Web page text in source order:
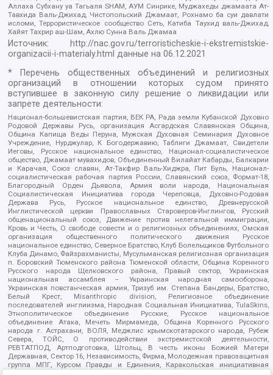
Аллаха Субхану уа Тагьаля SHAM, АУМ Синрике, Муджахеды джамаата Ат-
Тавхида Валь-Джихад, Чистопольский Джамаат, Рохнамо ба суи давлати
исломи, Террористическое сообщество Сеть, Катиба Таухид валь-Джихад,
Хайят Тахрир аш-Шам, Ахлю Сунна Валь Джамаа
Источник:
http://nac.gov.ru/terroristicheskie-i-ekstremistskie-
organizacii-i-materialy.html данные на06.12.2021
* Перечень общественных объединений и религиозных
организаций в отношении которых судом принято
вступившее в законную силу решение о ликвидации или
запрете деятельности:
Национал-большевистская партия, ВЕК РА, Рада земли Кубанской Духовно
Родовой Державы Русь, организация Асгардская Славянская Община,
Община Капища Веды Перуна, Мужская Духовная Семинария Духовное
Учреждение, Нурджулар, К Богодержавию, Таблиги Джамаат, Свидетели
Иеговы, Русское национальное единство, Национал-социалистическое
общество, Джамаат мувахидов, Объединенный Вилайат Кабарды, Балкарии
и Карачая, Союз славян, Ат-Такфир Валь-Хиджра, Пит Буль, Национал-
социалистическая рабочая партия России, Славянский союз, Формат-18,
Благородный Орден Дьявола, Армия воли народа, Национальная
Социалистическая Инициатива города Череповца, Духовно-Родовая
Держава Русь, Русское национальное единство, Древнерусской
Инглистической церкви Православных Староверов-Инглингов, Русский
общенациональный союз, Движение против нелегальной иммиграции,
Кровь и Честь, О свободе совести и о религиозных объединениях, Омская
организация общественного политического движения Русское
национальное единство, Северное Братство, Клуб Болельщиков Футбольного
Клуба Динамо, Файзрахманисты, Мусульманская религиозная организация
п. Боровский Тюменского района Тюменской области, Община Коренного
Русского народа Щелковского района, Правый сектор, Украинская
национальная ассамблея – Украинская народная самооборона,
Украинская повстанческая армия, Тризуб им. Степана Бандеры, Братство,
Белый Крест, Misanthropic division, Религиозное объединение
последователей инглиизма, Народная Социальная Инициатива, TulaSkins,
Этнополитическое объединение Русские, Русское национальное
объединение Атака, Мечеть Мирмамеда, Община Коренного Русского
народа г. Астрахани, ВОЛЯ, Меджлис крымскотатарского народа, Рубеж
Севера, ТОЙС, О противодействии экстремистской деятельности,
РЕВТАТПОД, Артподготовка, Штольц, В честь иконы Божией Матери
Державная, Сектор 16, Независимость, Фирма, Молодежная правозащитная
группа МПГ, Курсом Правды и Единения, Каракольская инициативная